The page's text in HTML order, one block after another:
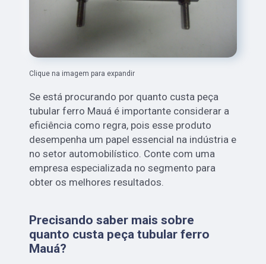
Clique na imagem para expandir
Se está procurando por quanto custa peça
tubular ferro Mauá é importante considerar a
eficiência como regra, pois esse produto
desempenha um papel essencial na indústria e
no setor automobilístico. Conte com uma
empresa especializada no segmento para
obter os melhores resultados.
Precisando saber mais sobre
quanto custa peça tubular ferro
Mauá?